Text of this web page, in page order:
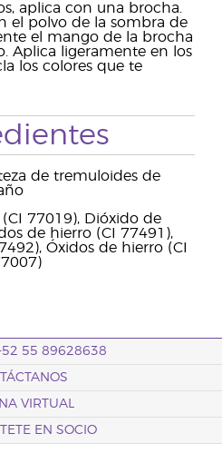
aplica con una brocha.
el polvo de la sombra de
el mango de la brocha
Aplica ligeramente en los
los colores que te
de tremuloides de
77019), Dióxido de
de hierro (CI 77491),
Óxidos de hierro (CI
55 89628638
VIRTUAL
EN SOCIO